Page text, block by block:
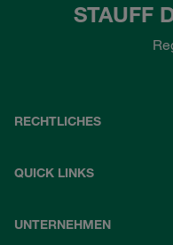
STAUFF
RECHTLICHES
QUICK LINKS
UNTERNEHMEN